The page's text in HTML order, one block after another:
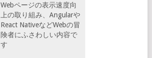
Webページの表示速度向
上の取り組み、Angularや
React NativeなどWebの冒
険者にふさわしい内容で
す